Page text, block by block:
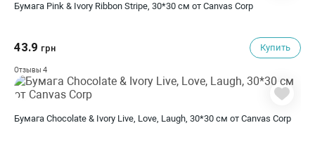
Бумага Pink & Ivory Ribbon Stripe, 30*30 см от Canvas Corp
43.9 грн Купить
Отзывы 4
Бумага Chocolate & Ivory Live, Love, Laugh, 30*30 см от Canvas Corp